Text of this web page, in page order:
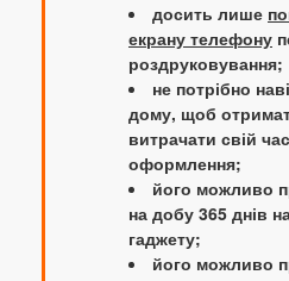
досить лише
екрану телефону
роздруковування;
не потрібно
дому, щоб
витрачати свій
оформлення;
його можливо
на добу 365 днів
гаджету;
його можливо